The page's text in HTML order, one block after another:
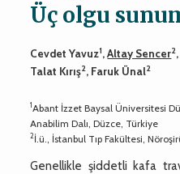
Üç olgu
Cevdet Yavuz1,Altay Sencer2
Talat Kırış2, Faruk Ünal2
1Abant İzzet Baysal Üniversitesi
Anabilim Dalı, Düzce, Türkiye
2İ.ü., İstanbul Tıp Fakültesi,
Genellikle şiddetli kafa